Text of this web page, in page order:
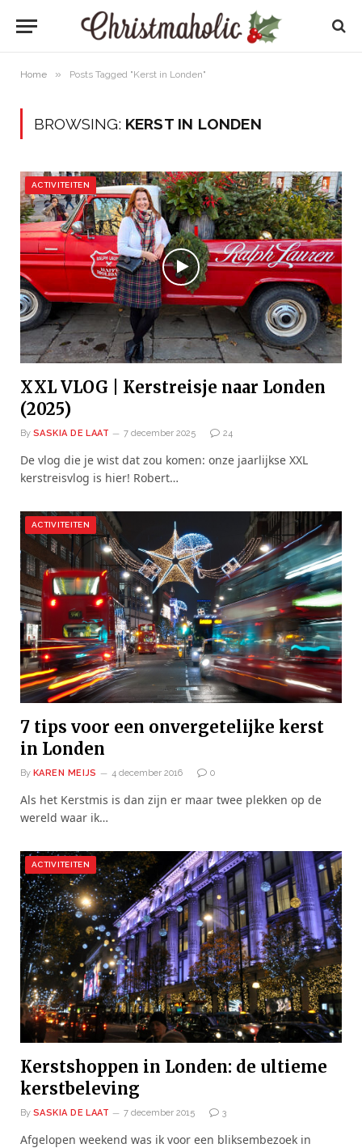
Home » Posts Tagged "Kerst in Londen"
BROWSING: KERST IN LONDEN
ACTIVITEITEN
XXL VLOG | Kerstreisje naar Londen
(2025)
By SASKIA DE LAAT 7 december 2025 24
De vlog die je wist dat zou komen: onze jaarlijkse XXL
kerstreisvlog is hier! Robert…
ACTIVITEITEN
7 tips voor een onvergetelijke kerst
in Londen
By KAREN MEIJS 4 december 2016 0
Als het Kerstmis is dan zijn er maar twee plekken op de
wereld waar ik…
ACTIVITEITEN
Kerstshoppen in Londen: de ultieme
kerstbeleving
By SASKIA DE LAAT 7 december 2015 3
Afgelopen weekend was ik voor een bliksembezoek in